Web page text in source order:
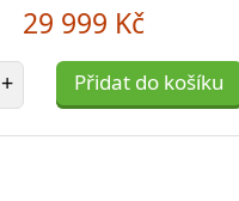
29 999 Kč
položek
+ Přidat do košíku